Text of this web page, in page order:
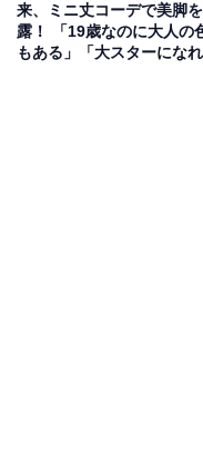
来、ミニ丈コーデで美脚
露！ 「19歳なのに大人の
もある」「大スターにな